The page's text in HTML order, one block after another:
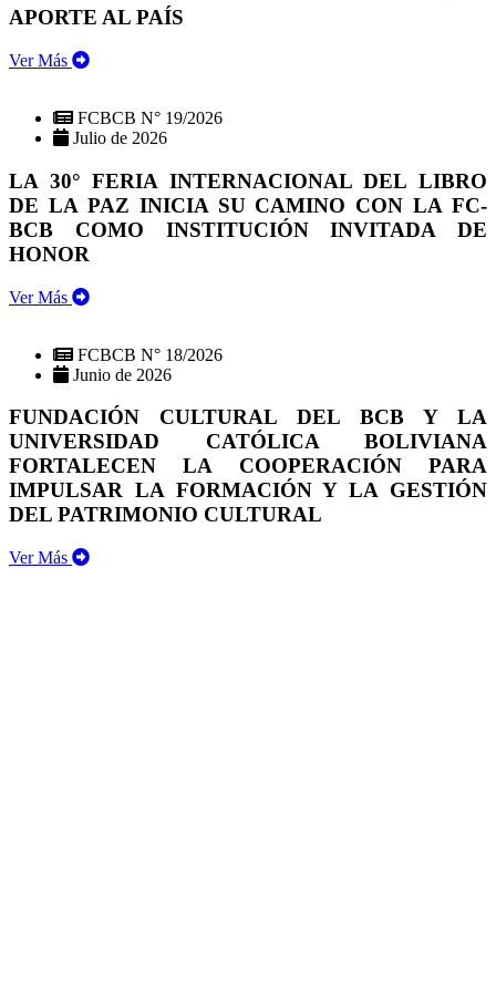
APORTE AL PAÍS
Ver Más
FCBCB N° 19/2026
Julio de 2026
LA 30° FERIA INTERNACIONAL DEL LIBRO
DE LA PAZ INICIA SU CAMINO CON LA FC-
BCB COMO INSTITUCIÓN INVITADA DE
HONOR
Ver Más
FCBCB N° 18/2026
Junio de 2026
FUNDACIÓN CULTURAL DEL BCB Y LA
UNIVERSIDAD CATÓLICA BOLIVIANA
FORTALECEN LA COOPERACIÓN PARA
IMPULSAR LA FORMACIÓN Y LA GESTIÓN
DEL PATRIMONIO CULTURAL
Ver Más